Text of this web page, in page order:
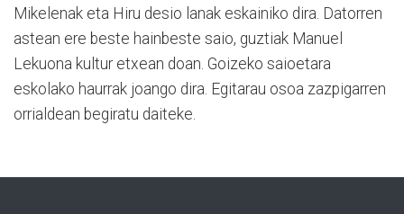
Mikelenak eta Hiru desio lanak eskainiko dira. Datorren
astean ere beste hainbeste saio, guztiak Manuel
Lekuona kultur etxean doan. Goizeko saioetara
eskolako haurrak joango dira. Egitarau osoa zazpigarren
orrialdean begiratu daiteke.